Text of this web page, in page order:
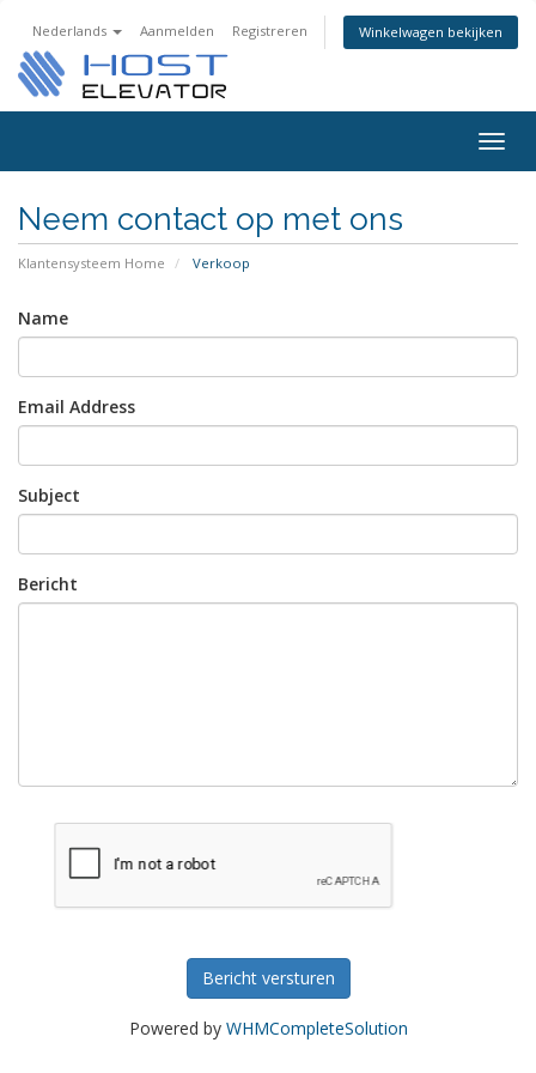
Nederlands Aanmelden Registreren Winkelwagen bekijken
Neem contact op met ons
Klantensysteem Home Verkoop
Name
Email Address
Subject
Bericht
Bericht versturen
Powered by WHMCompleteSolution